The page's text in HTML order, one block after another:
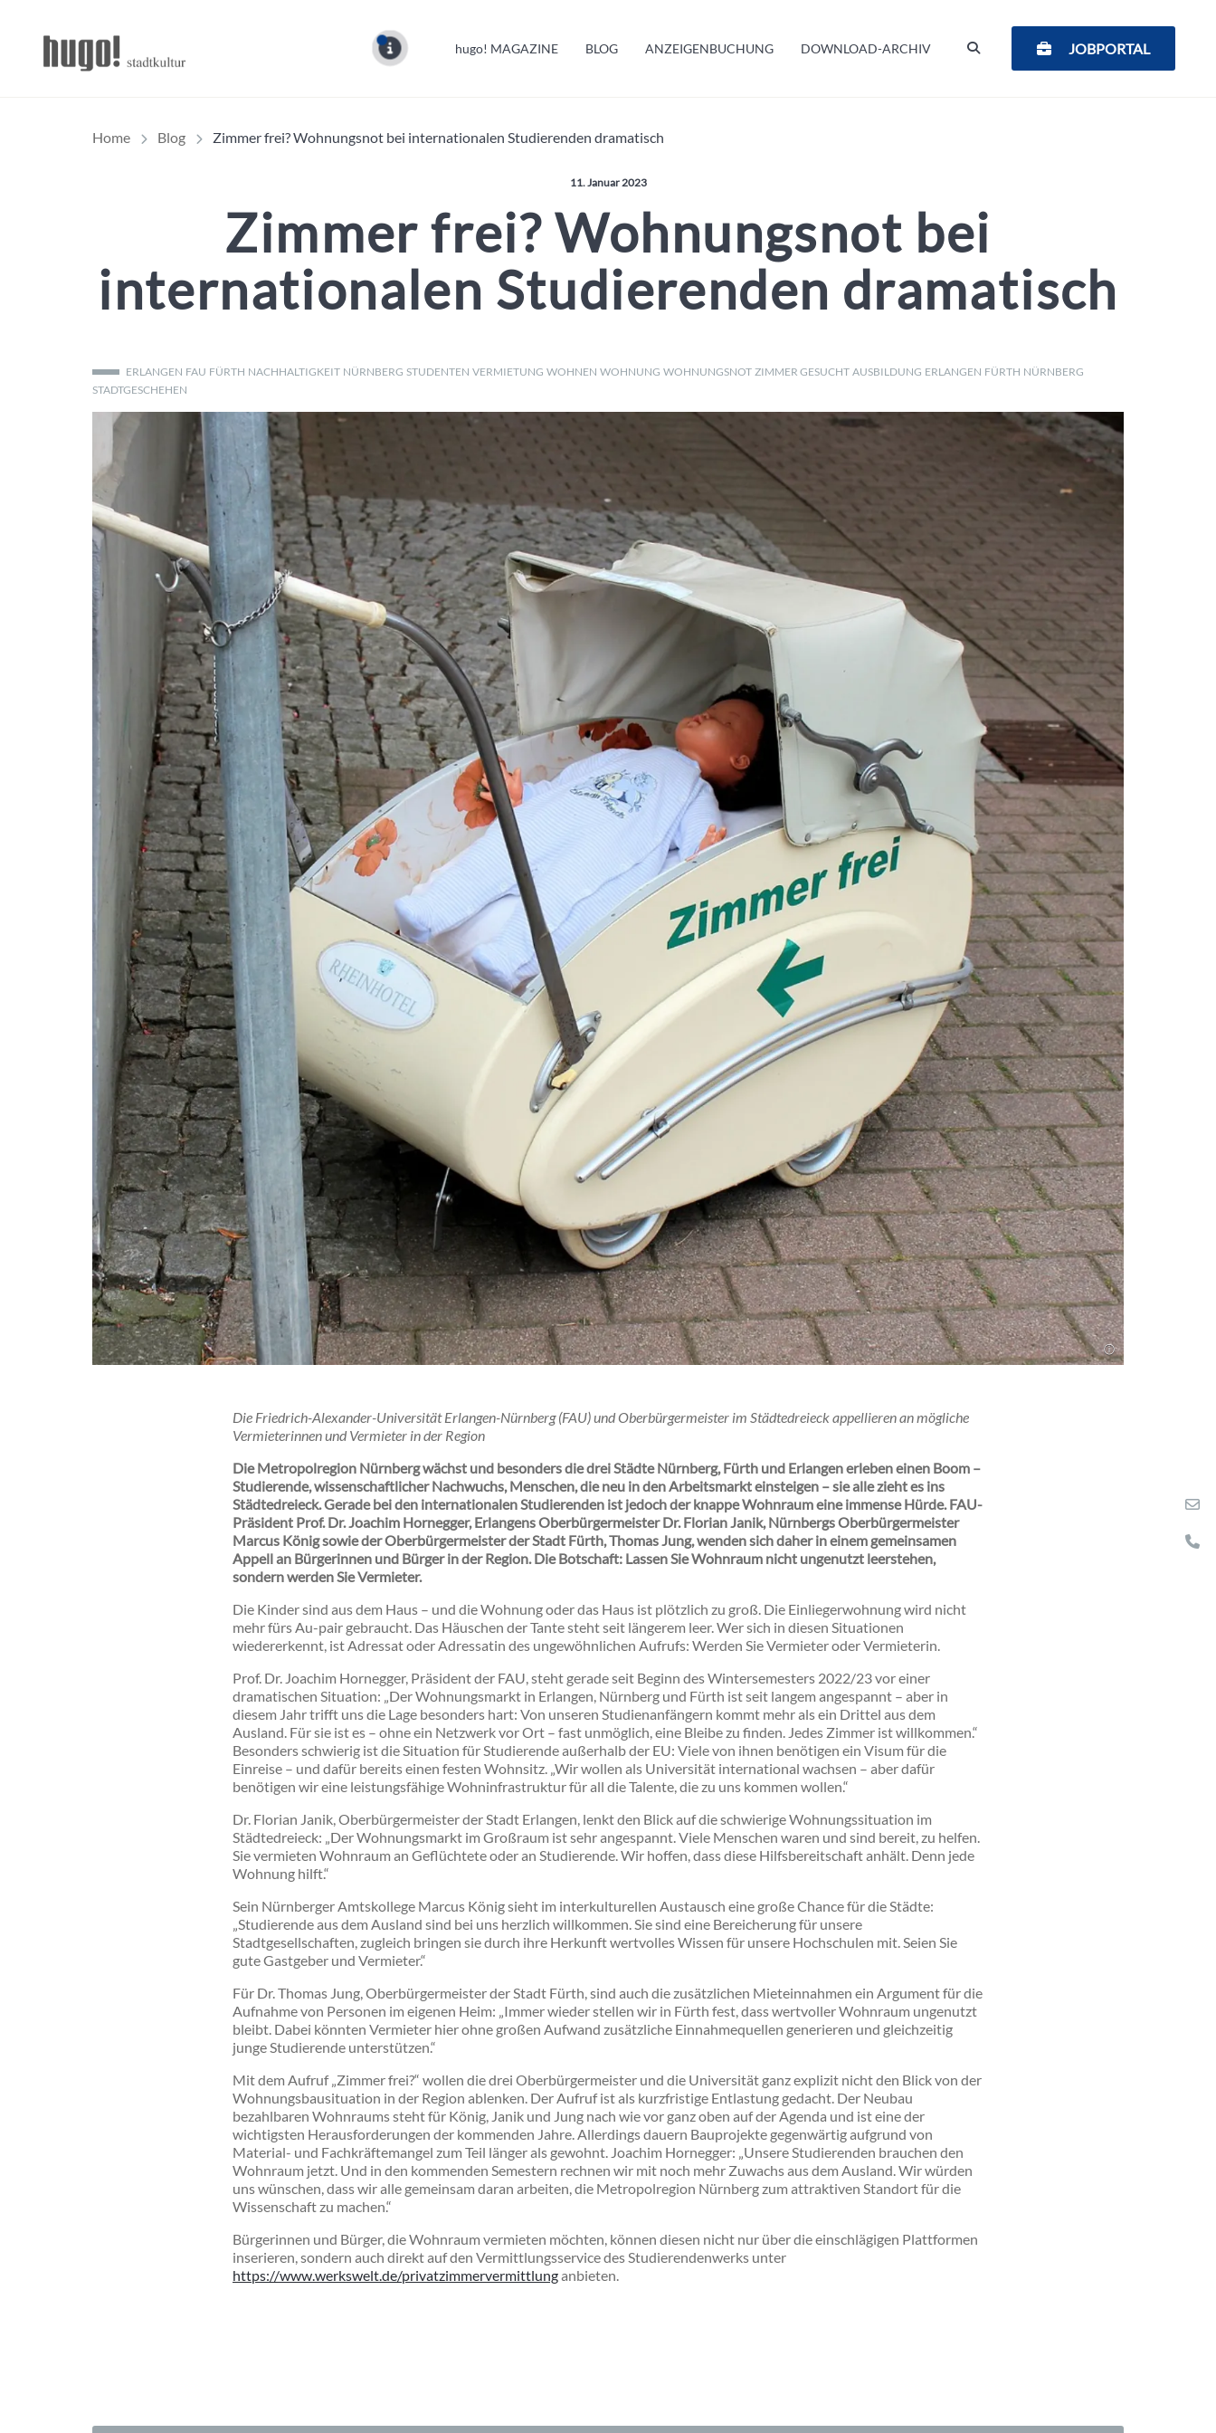
Hugo Stadtmagazin – HUGO INFO
MELDUNGEN
hugo! MAGAZINE BLOG ANZEIGENBUCHUNG DOWNLOAD-ARCHIV JOBPORTAL
Home Blog Zimmer frei? Wohnungsnot bei internationalen Studierenden dramatisch
Veröffentlicht am:
11. Januar 2023
Zimmer frei? Wohnungsnot bei
internationalen Studierenden dramatisch
ERLANGEN FAU FÜRTH NACHHALTIGKEIT NÜRNBERG STUDENTEN VERMIETUNG WOHNEN WOHNUNG WOHNUNGSNOT ZIMMER GESUCHT AUSBILDUNG ERLANGEN FÜRTH NÜRNBERG
STADTGESCHEHEN
Die Friedrich-Alexander-Universität Erlangen-Nürnberg (FAU) und Oberbürgermeister im Städtedreieck appellieren an mögliche
Vermieterinnen und Vermieter in der Region
Die Metropolregion Nürnberg wächst und besonders die drei Städte Nürnberg, Fürth und Erlangen erleben einen Boom –
Studierende, wissenschaftlicher Nachwuchs, Menschen, die neu in den Arbeitsmarkt einsteigen – sie alle zieht es ins
Städtedreieck. Gerade bei den internationalen Studierenden ist jedoch der knappe Wohnraum eine immense Hürde. FAU-
Präsident Prof. Dr. Joachim Hornegger, Erlangens Oberbürgermeister Dr. Florian Janik, Nürnbergs Oberbürgermeister
Marcus König sowie der Oberbürgermeister der Stadt Fürth, Thomas Jung, wenden sich daher in einem gemeinsamen
Appell an Bürgerinnen und Bürger in der Region. Die Botschaft: Lassen Sie Wohnraum nicht ungenutzt leerstehen,
sondern werden Sie Vermieter.
Die Kinder sind aus dem Haus – und die Wohnung oder das Haus ist plötzlich zu groß. Die Einliegerwohnung wird nicht
mehr fürs Au-pair gebraucht. Das Häuschen der Tante steht seit längerem leer. Wer sich in diesen Situationen
wiedererkennt, ist Adressat oder Adressatin des ungewöhnlichen Aufrufs: Werden Sie Vermieter oder Vermieterin.
Prof. Dr. Joachim Hornegger, Präsident der FAU, steht gerade seit Beginn des Wintersemesters 2022/23 vor einer
dramatischen Situation: „Der Wohnungsmarkt in Erlangen, Nürnberg und Fürth ist seit langem angespannt – aber in
diesem Jahr trifft uns die Lage besonders hart: Von unseren Studienanfängern kommt mehr als ein Drittel aus dem
Ausland. Für sie ist es – ohne ein Netzwerk vor Ort – fast unmöglich, eine Bleibe zu finden. Jedes Zimmer ist willkommen.“
Besonders schwierig ist die Situation für Studierende außerhalb der EU: Viele von ihnen benötigen ein Visum für die
Einreise – und dafür bereits einen festen Wohnsitz. „Wir wollen als Universität international wachsen – aber dafür
benötigen wir eine leistungsfähige Wohninfrastruktur für all die Talente, die zu uns kommen wollen.“
Dr. Florian Janik, Oberbürgermeister der Stadt Erlangen, lenkt den Blick auf die schwierige Wohnungssituation im
Städtedreieck: „Der Wohnungsmarkt im Großraum ist sehr angespannt. Viele Menschen waren und sind bereit, zu helfen.
Sie vermieten Wohnraum an Geflüchtete oder an Studierende. Wir hoffen, dass diese Hilfsbereitschaft anhält. Denn jede
Wohnung hilft.“
Sein Nürnberger Amtskollege Marcus König sieht im interkulturellen Austausch eine große Chance für die Städte:
„Studierende aus dem Ausland sind bei uns herzlich willkommen. Sie sind eine Bereicherung für unsere
Stadtgesellschaften, zugleich bringen sie durch ihre Herkunft wertvolles Wissen für unsere Hochschulen mit. Seien Sie
gute Gastgeber und Vermieter.“
Für Dr. Thomas Jung, Oberbürgermeister der Stadt Fürth, sind auch die zusätzlichen Mieteinnahmen ein Argument für die
Aufnahme von Personen im eigenen Heim: „Immer wieder stellen wir in Fürth fest, dass wertvoller Wohnraum ungenutzt
bleibt. Dabei könnten Vermieter hier ohne großen Aufwand zusätzliche Einnahmequellen generieren und gleichzeitig
junge Studierende unterstützen.“
Mit dem Aufruf „Zimmer frei?“ wollen die drei Oberbürgermeister und die Universität ganz explizit nicht den Blick von der
Wohnungsbausituation in der Region ablenken. Der Aufruf ist als kurzfristige Entlastung gedacht. Der Neubau
bezahlbaren Wohnraums steht für König, Janik und Jung nach wie vor ganz oben auf der Agenda und ist eine der
wichtigsten Herausforderungen der kommenden Jahre. Allerdings dauern Bauprojekte gegenwärtig aufgrund von
Material- und Fachkräftemangel zum Teil länger als gewohnt. Joachim Hornegger: „Unsere Studierenden brauchen den
Wohnraum jetzt. Und in den kommenden Semestern rechnen wir mit noch mehr Zuwachs aus dem Ausland. Wir würden
uns wünschen, dass wir alle gemeinsam daran arbeiten, die Metropolregion Nürnberg zum attraktiven Standort für die
Wissenschaft zu machen.“
Bürgerinnen und Bürger, die Wohnraum vermieten möchten, können diesen nicht nur über die einschlägigen Plattformen
inserieren, sondern auch direkt auf den Vermittlungsservice des Studierendenwerks unter
https://www.werkswelt.de/privatzimmervermittlunganbieten.